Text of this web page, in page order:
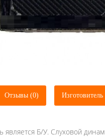
Отзывы (0) Изготовитель
является Б/У. Слуховой